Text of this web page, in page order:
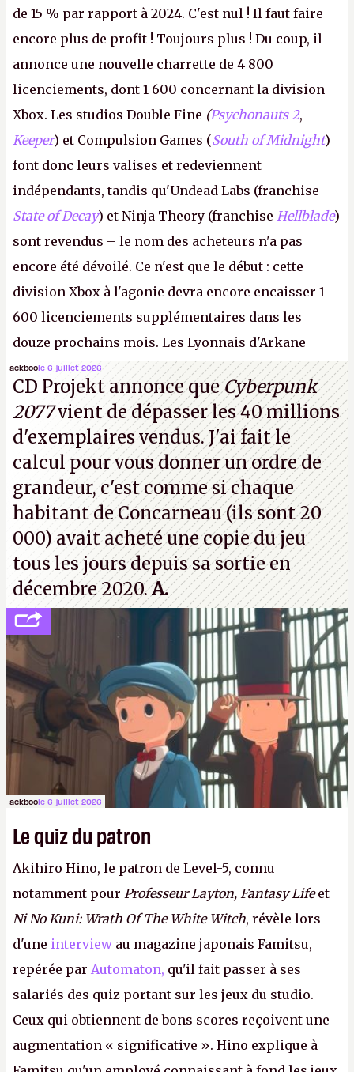
de 15 % par rapport à 2024. C'est nul ! Il faut faire
encore plus de profit ! Toujours plus ! Du coup, il
annonce une nouvelle charrette de 4 800
licenciements, dont 1 600 concernant la division
Xbox. Les studios Double Fine (Psychonauts 2,
Keeper) et Compulsion Games (South of Midnight)
font donc leurs valises et redeviennent
indépendants, tandis qu'Undead Labs (franchise
State of Decay) et Ninja Theory (franchise Hellblade)
sont revendus – le nom des acheteurs n'a pas
encore été dévoilé. Ce n'est que le début : cette
division Xbox à l'agonie devra encore encaisser 1
600 licenciements supplémentaires dans les
douze prochains mois. Les Lyonnais d'Arkane
(Dishonored, Deathloop) pourraient faire partie des
prochaines victimes, puisque Microsoft a confirmé
vouloir se séparer du studio.A.
ackboole 6 juillet 2026
CD Projekt annonce queCyberpunk
2077vient de dépasser les 40 millions
d'exemplaires vendus. J'ai fait le
calcul pour vous donner un ordre de
grandeur, c'est comme si chaque
habitant de Concarneau (ils sont 20
000) avait acheté une copie du jeu
tous les jours depuis sa sortie en
décembre 2020.A.
ackboole 6 juillet 2026
Le quiz du patron
Akihiro Hino, le patron de Level-5, connu
notamment pour Professeur Layton, Fantasy Lifeet
Ni No Kuni: Wrath Of The White Witch, révèle lors
d'une interview au magazine japonais Famitsu,
repérée par Automaton, qu'il fait passer à ses
salariés des quiz portant sur les jeux du studio.
Ceux qui obtiennent de bons scores reçoivent une
augmentation « significative ». Hino explique à